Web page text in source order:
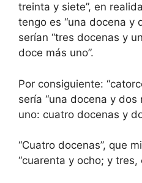
treinta y siete”, en
tengo es “una docena y
serían “tres docenas y
doce más uno”.
Por consiguiente:
sería “una docena y
uno: cuatro docenas y
“Cuatro docenas”, que
“cuarenta y ocho; y tres,